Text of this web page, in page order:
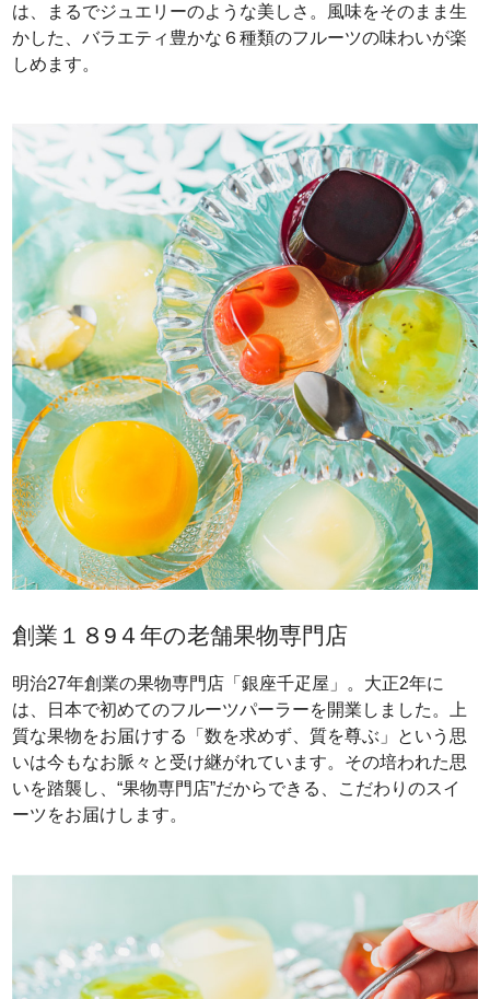
は、まるでジュエリーのような美しさ。風味をそのまま生
かした、バラエティ豊かな６種類のフルーツの味わいが楽
しめます。
創業１８9４年の老舗果物専門店
明治27年創業の果物専門店「銀座千疋屋」。大正2年に
は、日本で初めてのフルーツパーラーを開業しました。上
質な果物をお届けする「数を求めず、質を尊ぶ」という思
いは今もなお脈々と受け継がれています。その培われた思
いを踏襲し、“果物専門店”だからできる、こだわりのスイ
ーツをお届けします。